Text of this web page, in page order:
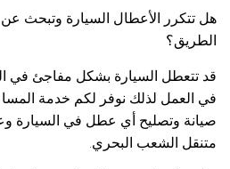
هل تتكرر الأعطال السيارة وتبحث
الطريق؟
قد تتعطل السيارة بشكل مفاجئ في
في العمل لذلك نوفر لكم خدمة
صيانة وتصليح أي عطل في السيارة
متنقل الشعب البحري.